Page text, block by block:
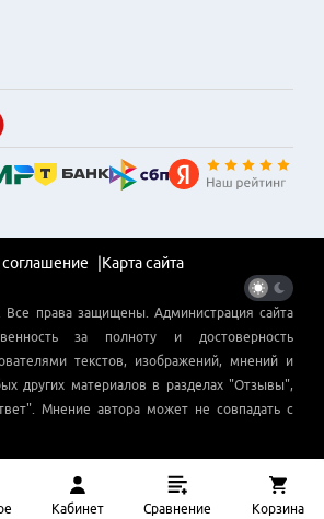
Кабинет Сравнение Корзина
Карта сайта
. Все права защищены. Администрация сайта
за полноту и достоверность
текстов, изображений, мнений и
других материалов в разделах "Отзывы",
Мнение автора может не совпадать с